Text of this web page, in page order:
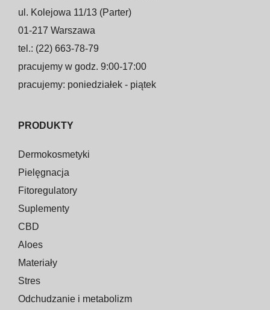
ul. Kolejowa 11/13 (Parter)
01-217 Warszawa
tel.: (22) 663-78-79
pracujemy w godz. 9:00-17:00
pracujemy: poniedziałek - piątek
PRODUKTY
Dermokosmetyki
Pielęgnacja
Fitoregulatory
Suplementy
CBD
Aloes
Materiały
Stres
Odchudzanie i metabolizm